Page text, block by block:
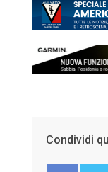
Condividi